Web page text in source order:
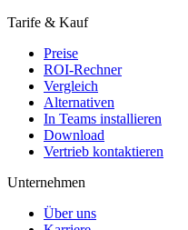
Tarife & Kauf
Preise
ROI-Rechner
Vergleich
Alternativen
In Teams installieren
Download
Vertrieb kontaktieren
Unternehmen
Über uns